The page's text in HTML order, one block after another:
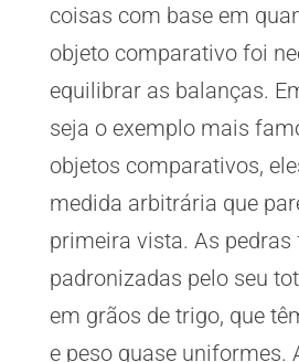
coisas com base em
objeto comparativo foi
equilibrar as balanças.
seja o exemplo mais
objetos comparativos,
medida arbitrária que
primeira vista. As pedras
padronizadas pelo seu
em grãos de trigo, que
e peso quase uniformes.